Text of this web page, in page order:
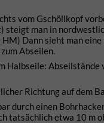
vom Gschöllkopf
man in
HM) Dann sieht man
Abseilen.
Abseilstände
Richtung auf dem
durch einen
tatsächlich etwa 10 m